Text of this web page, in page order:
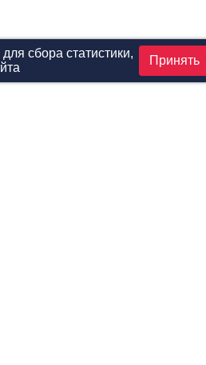
для сбора статистики,
Принять